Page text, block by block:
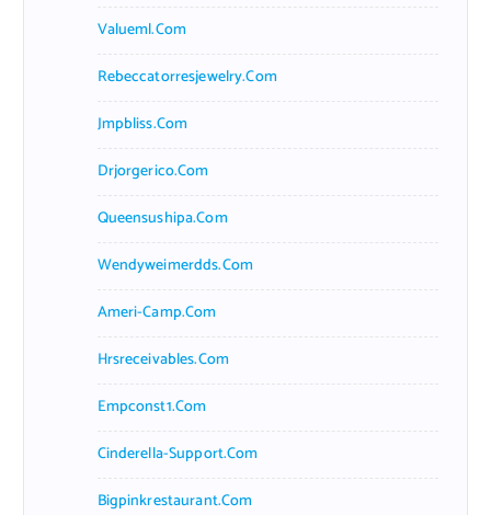
Valueml.com
Rebeccatorresjewelry.com
Jmpbliss.com
Drjorgerico.com
Queensushipa.com
Wendyweimerdds.com
Ameri-Camp.com
Hrsreceivables.com
Empconst1.com
Cinderella-Support.com
Bigpinkrestaurant.com